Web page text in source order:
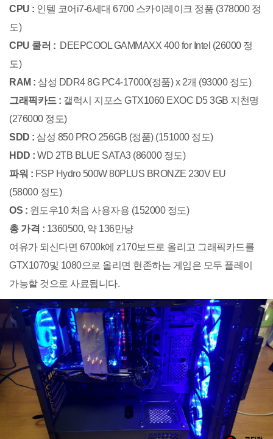
CPU : 인텔 코어i7-6세대 6700 스카이레이크 정품 (378000 정
도)
CPU 쿨러 : DEEPCOOL GAMMAXX 400 for Intel (26000 정
도)
RAM : 삼성 DDR4 8G PC4-17000(정품) x 2개 (93000 정도)
그래픽카드 : 갤럭시 지포스 GTX1060 EXOC D5 3GB 지천명
(276000 정도)
SDD : 삼성 850 PRO 256GB (정품) (151000 정도)
HDD : WD 2TB BLUE SATA3 (86000 정도)
파워 : FSP Hydro 500W 80PLUS BRONZE 230V EU
(58000 정도)
OS : 윈도우10 처음 사용자용 (152000 정도)
총 가격 : 1360500, 약 136만냥
여유가 되신다면 6700k에 z170보드로 올리고 그래픽카드를
GTX1070및 1080으로 올리면 현존하는 게임은 모두 플레이
가능할 것으로 사료됩니다.